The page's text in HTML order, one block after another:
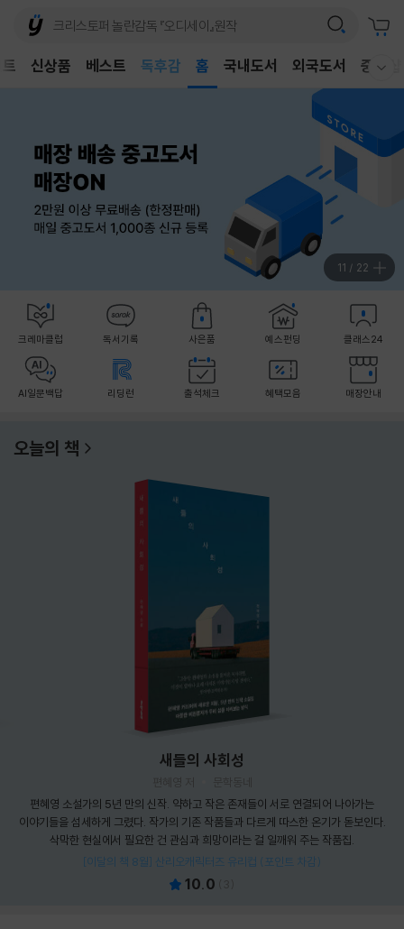
신상품 베스트
어린이
독후감
홈 국내도서 외국도서 중고샵
12 / 22
크레마클럽 독서기록 사은품 예스펀딩 클래스24
AI일문백답 리딩런 출석체크 혜택모음 매장안내
오늘의 책
새들의 사회성
편혜영 소설가의 5년 만의 신작. 약하고 작은 존재들이 서로 연결되어 나아가는
이야기들을 섬세하게 그렸다. 작가의 기존 작품들과 다르게 따스한 온기가 돋보인다.
삭막한 현실에서 필요한 건 관심과 희망이라는 걸 일깨워 주는 작품집.
[이달의 책 8월] 산리오캐릭터즈 유리컵 (포인트 차감)
10.0